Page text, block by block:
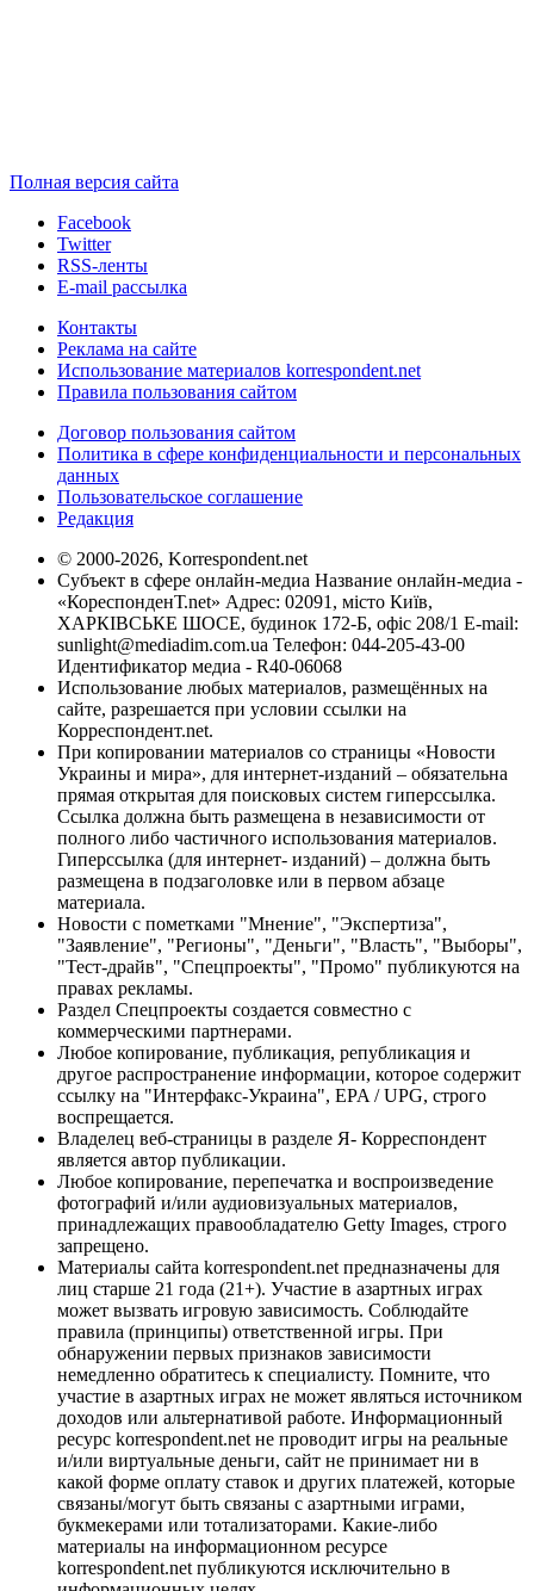
Полная версия сайта
Facebook
Twitter
RSS-ленты
E-mail рассылка
Контакты
Реклама на сайте
Использование материалов korrespondent.net
Правила пользования сайтом
Договор пользования сайтом
Политика в сфере конфиденциальности и персональных
данных
Пользовательское соглашение
Редакция
© 2000-2026, Korrespondent.net
Субъект в сфере онлайн-медиа Название онлайн-медиа -
«КореспонденТ.net» Адрес: 02091, місто Київ,
ХАРКІВСЬКЕ ШОСЕ, будинок 172-Б, офіс 208/1 E-mail:
sunlight@mediadim.com.ua Телефон: 044-205-43-00
Идентификатор медиа - R40-06068
Использование любых материалов, размещённых на
сайте, разрешается при условии ссылки на
Корреспондент.net.
При копировании материалов со страницы «Новости
Украины и мира», для интернет-изданий – обязательна
прямая открытая для поисковых систем гиперссылка.
Ссылка должна быть размещена в независимости от
полного либо частичного использования материалов.
Гиперссылка (для интернет- изданий) – должна быть
размещена в подзаголовке или в первом абзаце
материала.
Новости с пометками "Мнение", "Экспертиза",
"Заявление", "Регионы", "Деньги", "Власть", "Выборы",
"Тест-драйв", "Спецпроекты", "Промо" публикуются на
правах рекламы.
Раздел Спецпроекты создается совместно с
коммерческими партнерами.
Любое копирование, публикация, републикация и
другое распространение информации, которое содержит
ссылку на "Интерфакс-Украина", EPA / UPG, строго
воспрещается.
Владелец веб-страницы в разделе Я- Корреспондент
является автор публикации.
Любое копирование, перепечатка и воспроизведение
фотографий и/или аудиовизуальных материалов,
принадлежащих правообладателю Getty Images, строго
запрещено.
Материалы сайта korrespondent.net предназначены для
лиц старше 21 года (21+). Участие в азартных играх
может вызвать игровую зависимость. Соблюдайте
правила (принципы) ответственной игры. При
обнаружении первых признаков зависимости
немедленно обратитесь к специалисту. Помните, что
участие в азартных играх не может являться источником
доходов или альтернативой работе. Информационный
ресурс korrespondent.net не проводит игры на реальные
и/или виртуальные деньги, сайт не принимает ни в
какой форме оплату ставок и других платежей, которые
связаны/могут быть связаны с азартными играми,
букмекерами или тотализаторами. Какие-либо
материалы на информационном ресурсе
korrespondent.net публикуются исключительно в